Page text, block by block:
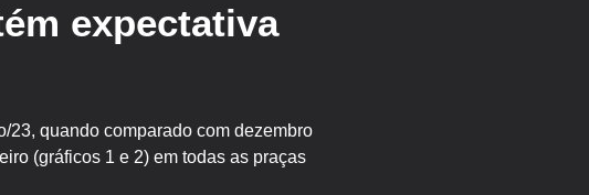
expectativa
23, quando comparado com dezembro
(gráficos 1 e 2) em todas as praças